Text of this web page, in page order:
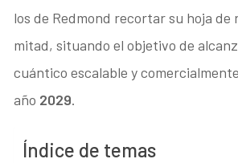
los de Redmond recortar su hoja de
mitad, situando el objetivo de
cuántico escalable y
año 2029.
Índice de temas